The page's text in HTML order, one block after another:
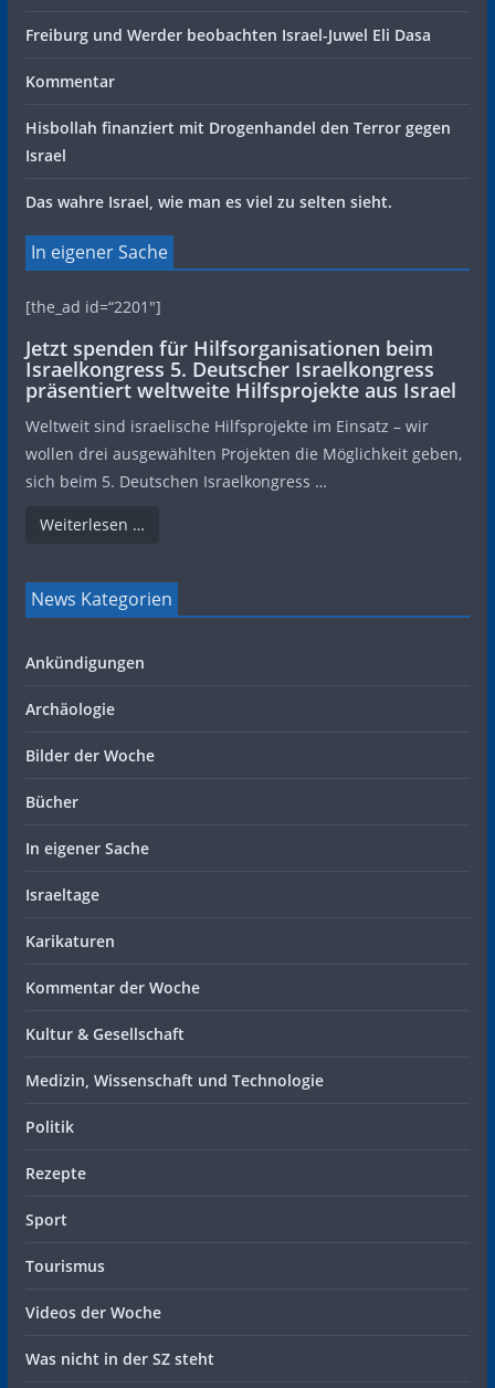
Freiburg und Werder beobachten Israel-Juwel Eli Dasa
Kommentar
Hisbollah finanziert mit Drogenhandel den Terror gegen
Israel
Das wahre Israel, wie man es viel zu selten sieht.
In eigener Sache
[the_ad id=“2201″]
Jetzt spenden für Hilfsorganisationen beim
Israelkongress 5. Deutscher Israelkongress
präsentiert weltweite Hilfsprojekte aus Israel
Weltweit sind israelische Hilfsprojekte im Einsatz – wir
wollen drei ausgewählten Projekten die Möglichkeit geben,
sich beim 5. Deutschen Israelkongress …
Weiterlesen …
News Kategorien
Ankündigungen
Archäologie
Bilder der Woche
Bücher
In eigener Sache
Israeltage
Karikaturen
Kommentar der Woche
Kultur & Gesellschaft
Medizin, Wissenschaft und Technologie
Politik
Rezepte
Sport
Tourismus
Videos der Woche
Was nicht in der SZ steht